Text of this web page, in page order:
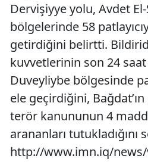
Dervişiyye yolu, Avdet
bölgelerinde 58
getirdiğini belirtti.
kuvvetlerinin son 24
Duveyliybe bölgesinde
ele geçirdiğini,
terör kanununun 4
arananları tutukladığını
http://www.imn.iq/news/